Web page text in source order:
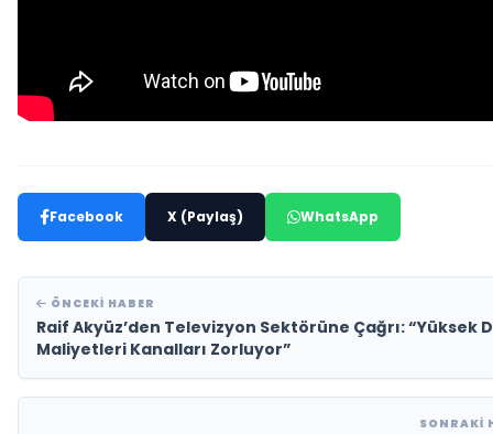
Facebook X (Paylaş) WhatsApp
ÖNCEKI HABER
Raif Akyüz’den Televizyon Sektörüne Çağrı: “Yüksek
Maliyetleri Kanalları Zorluyor”
SONRAKI